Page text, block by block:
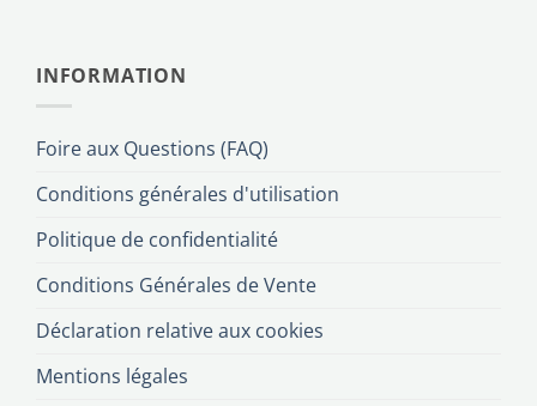
INFORMATION
Foire aux Questions (FAQ)
Conditions générales d'utilisation
Politique de confidentialité
Conditions Générales de Vente
Déclaration relative aux cookies
Mentions légales